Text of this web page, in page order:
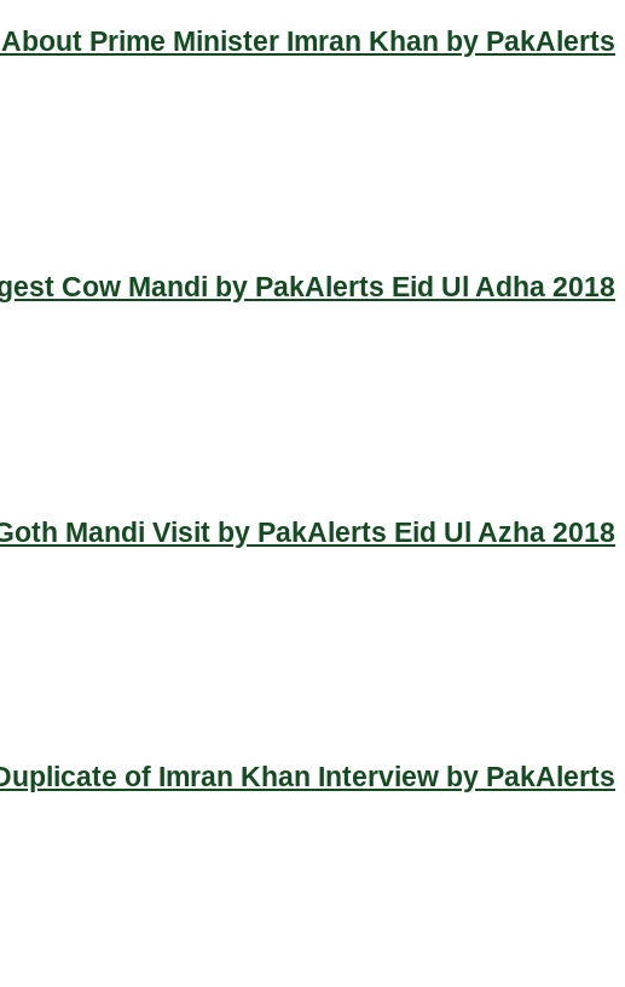
Prime Minister Imran Khan by PakAlerts
Cow Mandi by PakAlerts Eid Ul Adha 2018
Mandi Visit by PakAlerts Eid Ul Azha 2018
of Imran Khan Interview by PakAlerts